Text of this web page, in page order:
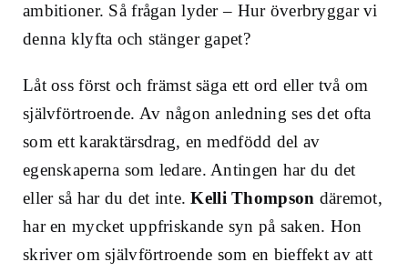
ambitioner. Så frågan lyder – Hur överbryggar vi
denna klyfta och stänger gapet?
Låt oss först och främst säga ett ord eller två om
självförtroende. Av någon anledning ses det ofta
som ett karaktärsdrag, en medfödd del av
egenskaperna som ledare. Antingen har du det
eller så har du det inte.Kelli Thompson däremot,
har en mycket uppfriskande syn på saken. Hon
skriver om självförtroende som en bieffekt av att